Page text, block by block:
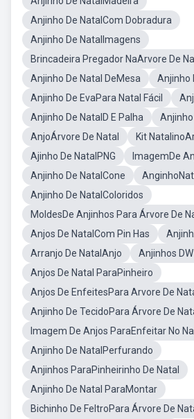
Anjinho De NatalCom Dobradura
Anjinho De NatalImagens
Brincadeira Pregador NaArvore De
Anjinho De Natal DeMesa
Anjinho
Anjinho De EvaPara Natal Fácil
Anjinho De NatalD E Palha
Anjinho
AnjoÁrvore De Natal
Kit
Ajinho De NatalPNG
ImagemDe
Anjinho De NatalCone
Anjinho De NatalColoridos
MoldesDe Anjinhos Para Árvore De
Anjos De NatalCom Pin Has
Arranjo De NatalAnjo
Anjinhos
Anjos De Natal ParaPinheiro
Anjos De EnfeitesPara Arvore De
Anjinho De TecidoPara Árvore De
Imagem De Anjos ParaEnfeitar No
Anjinho De NatalPerfurando
Anjinhos ParaPinheirinho De Natal
Anjinho De Natal ParaMontar
Bichinho De FeltroPara Árvore De